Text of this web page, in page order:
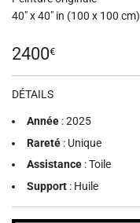
40" x 40" in (100 x 100 cm)
Prix
régulier
2400€
DÉTAILS
Année : 2025
Rareté : Unique
Assistance : Toile
Support : Huile